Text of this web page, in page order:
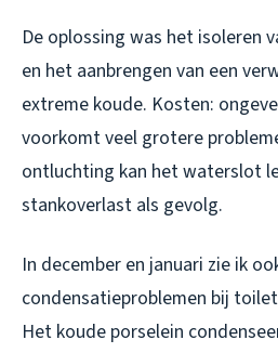
De oplossing was het isoleren
en het aanbrengen van een
extreme koude. Kosten:
voorkomt veel grotere
ontluchting kan het waterslot
stankoverlast als gevolg.
In december en januari zie ik
condensatieproblemen bij
Het koude porselein